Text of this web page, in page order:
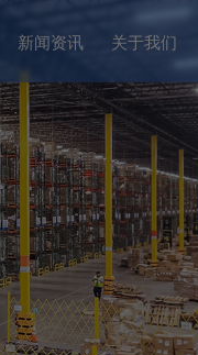
新闻资讯 关于我们